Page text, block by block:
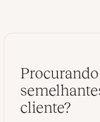
cliente?